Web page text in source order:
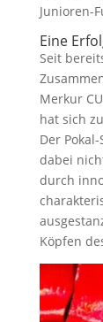
Junioren-
Eine
Seit
Merkur
hat sich
Der
dabei
durch
Köpfen